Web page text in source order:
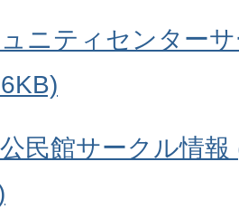
ニティセンター
民館サークル情